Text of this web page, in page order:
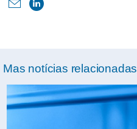
Mas notícias relacionadas